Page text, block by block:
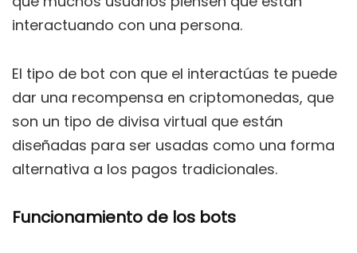
interactuando con una persona.
El tipo de bot con que el interactúas te puede
dar una recompensa en criptomonedas, que
son un tipo de divisa virtual que están
diseñadas para ser usadas como una forma
alternativa a los pagos tradicionales.
Funcionamiento de los bots